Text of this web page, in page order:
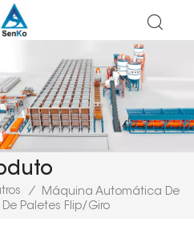
/
Máquina Automática De
Paletes FIip/giro